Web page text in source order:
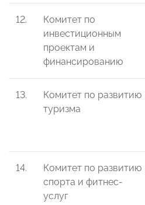
12.
Комитет по
инвестиционным
проектам и
финансированию
13.
Комитет по развитию
туризма
14.
Комитет по развитию
спорта и фитнес-
услуг